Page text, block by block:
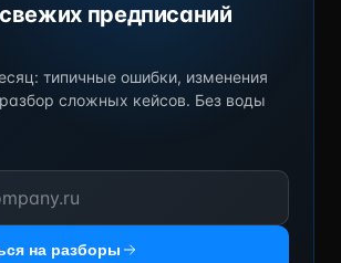
предписаний
типичные ошибки, изменения
сложных кейсов. Без воды
на разборы